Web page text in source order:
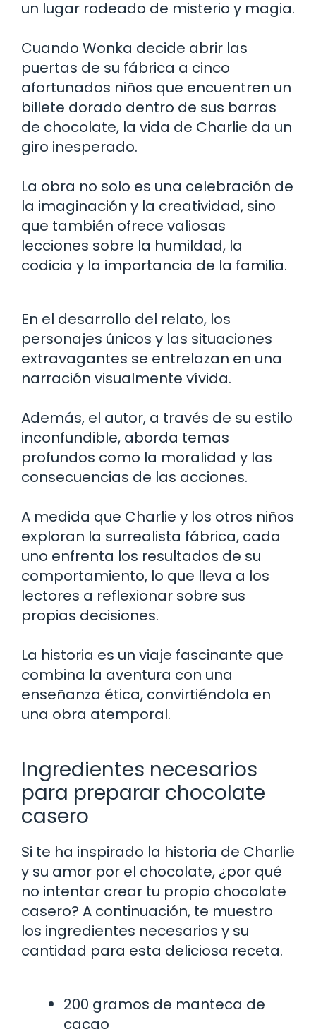
un lugar rodeado de misterio y magia.
Cuando Wonka decide abrir las
puertas de su fábrica a cinco
afortunados niños que encuentren un
billete dorado dentro de sus barras
de chocolate, la vida de Charlie da un
giro inesperado.
La obra no solo es una celebración de
la imaginación y la creatividad, sino
que también ofrece valiosas
lecciones sobre la humildad, la
codicia y la importancia de la familia.
En el desarrollo del relato, los
personajes únicos y las situaciones
extravagantes se entrelazan en una
narración visualmente vívida.
Además, el autor, a través de su estilo
inconfundible, aborda temas
profundos como la moralidad y las
consecuencias de las acciones.
A medida que Charlie y los otros niños
exploran la surrealista fábrica, cada
uno enfrenta los resultados de su
comportamiento, lo que lleva a los
lectores a reflexionar sobre sus
propias decisiones.
La historia es un viaje fascinante que
combina la aventura con una
enseñanza ética, convirtiéndola en
una obra atemporal.
Ingredientes necesarios
para preparar chocolate
casero
Si te ha inspirado la historia de Charlie
y su amor por el chocolate, ¿por qué
no intentar crear tu propio chocolate
casero? A continuación, te muestro
los ingredientes necesarios y su
cantidad para esta deliciosa receta.
200 gramos de manteca de
cacao